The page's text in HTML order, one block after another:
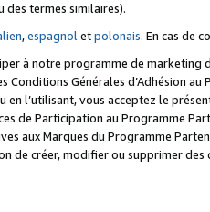
des termes similaires).
,espagnoletpolonais. En cas de
à notre programme de marketing
Conditions Générales d’Adhésion au
l’utilisant, vous acceptez le
de Participation au Programme
aux Marques du Programme
de créer, modifier ou supprimer